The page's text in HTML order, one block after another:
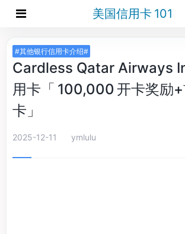
美国信用卡 101
#其他银行信用卡介绍#
Cardless Qatar Airways
用卡「 100,000 开卡奖励
卡」
2025-12-11 ymlulu